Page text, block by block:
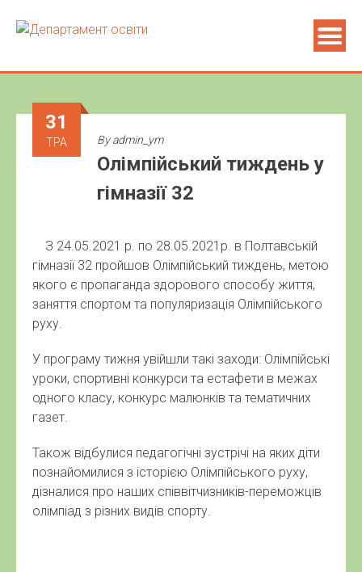
31
ТРА Byadmin_ym
Олімпійський тиждень у
гімназії 32
З 24.05.2021 р. по 28.05.2021р. в Полтавській
гімназії 32 пройшов Олімпійський тиждень, метою
якого є пропаганда здорового способу життя,
заняття спортом та популяризація Олімпійського
руху.
У програму тижня увійшли такі заходи: Олімпійські
уроки, спортивні конкурси та естафети в межах
одного класу, конкурс малюнків та тематичних
газет.
Також відбулися педагогічні зустрічі на яких діти
познайомилися з історією Олімпійського руху,
дізналися про наших співвітчизників-переможців
олімпіад з різних видів спорту.